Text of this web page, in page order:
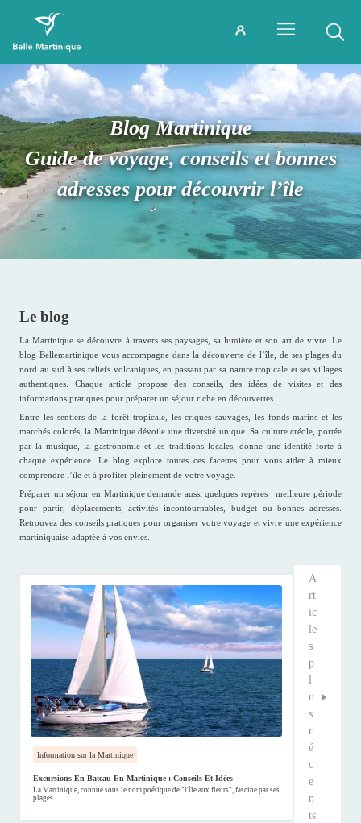
Blog Martinique
Guide de voyage, conseils et bonnes
adresses pour découvrir l’île
Le blog
La Martinique se découvre à travers ses paysages, sa lumière et son art de vivre. Le
blog Bellemartinique vous accompagne dans la découverte de l’île, de ses plages du
nord au sud à ses reliefs volcaniques, en passant par sa nature tropicale et ses villages
authentiques. Chaque article propose des conseils, des idées de visites et des
informations pratiques pour préparer un séjour riche en découvertes.
Entre les sentiers de la forêt tropicale, les criques sauvages, les fonds marins et les
marchés colorés, la Martinique dévoile une diversité unique. Sa culture créole, portée
par la musique, la gastronomie et les traditions locales, donne une identité forte à
chaque expérience. Le blog explore toutes ces facettes pour vous aider à mieux
comprendre l’île et à profiter pleinement de votre voyage.
Préparer un séjour en Martinique demande aussi quelques repères : meilleure période
pour partir, déplacements, activités incontournables, budget ou bonnes adresses.
Retrouvez des conseils pratiques pour organiser votre voyage et vivre une expérience
martiniquaise adaptée à vos envies.
Information sur la Martinique
Excursions En Bateau En Martinique : Conseils Et Idées
La Martinique, connue sous le nom poétique de "l'île aux fleurs", fascine par ses
plages…
A
rt
ic
le
s
p
l
u
s
r
é
c
e
n
ts